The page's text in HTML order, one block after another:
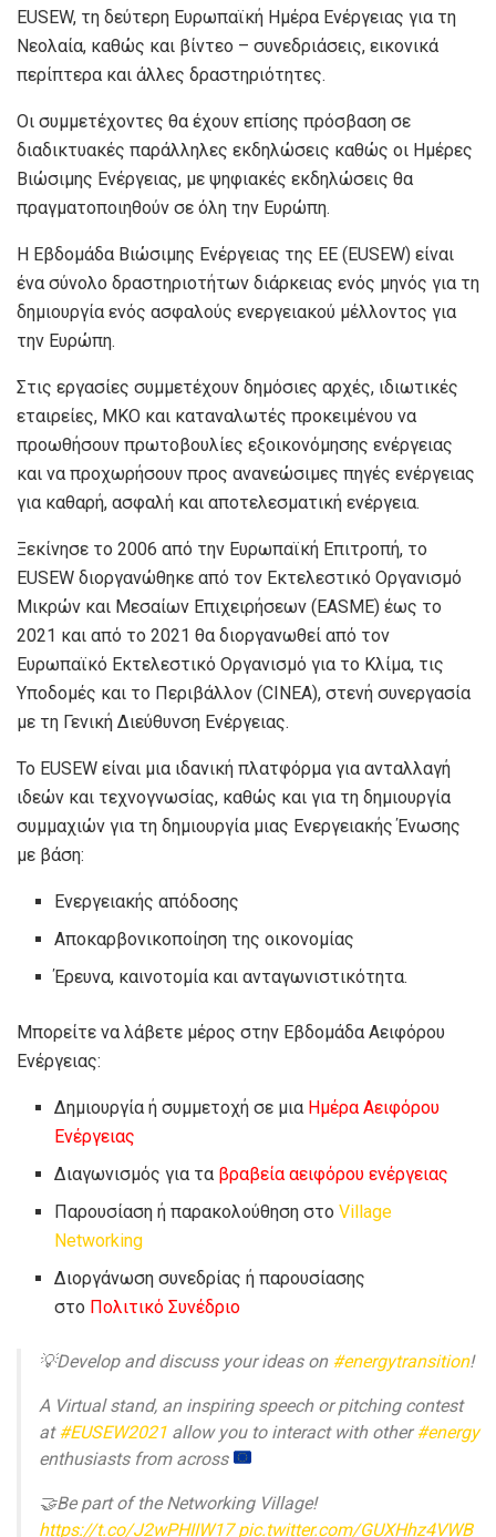
EUSEW, τη δεύτερη Ευρωπαϊκή Ημέρα Ενέργειας για τη
Νεολαία, καθώς και βίντεο – συνεδριάσεις, εικονικά
περίπτερα και άλλες δραστηριότητες.
Οι συμμετέχοντες θα έχουν επίσης πρόσβαση σε
διαδικτυακές παράλληλες εκδηλώσεις καθώς οι Ημέρες
Βιώσιμης Ενέργειας, με ψηφιακές εκδηλώσεις θα
πραγματοποιηθούν σε όλη την Ευρώπη.
Η Εβδομάδα Βιώσιμης Ενέργειας της ΕΕ (EUSEW) είναι
ένα σύνολο δραστηριοτήτων διάρκειας ενός μηνός για τη
δημιουργία ενός ασφαλούς ενεργειακού μέλλοντος για
την Ευρώπη.
Στις εργασίες συμμετέχουν δημόσιες αρχές, ιδιωτικές
εταιρείες, ΜΚΟ και καταναλωτές προκειμένου να
προωθήσουν πρωτοβουλίες εξοικονόμησης ενέργειας
και να προχωρήσουν προς ανανεώσιμες πηγές ενέργειας
για καθαρή, ασφαλή και αποτελεσματική ενέργεια.
Ξεκίνησε το 2006 από την Ευρωπαϊκή Επιτροπή, το
EUSEW διοργανώθηκε από τον Εκτελεστικό Οργανισμό
Μικρών και Μεσαίων Επιχειρήσεων (EASME) έως το
2021 και από το 2021 θα διοργανωθεί από τον
Ευρωπαϊκό Εκτελεστικό Οργανισμό για το Κλίμα, τις
Υποδομές και το Περιβάλλον (CINEA), στενή συνεργασία
με τη Γενική Διεύθυνση Ενέργειας.
Το EUSEW είναι μια ιδανική πλατφόρμα για ανταλλαγή
ιδεών και τεχνογνωσίας, καθώς και για τη δημιουργία
συμμαχιών για τη δημιουργία μιας Ενεργειακής Ένωσης
με βάση:
Ενεργειακής απόδοσης
Αποκαρβονικοποίηση της οικονομίας
Έρευνα, καινοτομία και ανταγωνιστικότητα.
Μπορείτε να λάβετε μέρος στην Εβδομάδα Αειφόρου
Ενέργειας:
Δημιουργία ή συμμετοχή σε μια Ημέρα Αειφόρου
Ενέργειας
Διαγωνισμός για τα βραβεία αειφόρου ενέργειας
Παρουσίαση ή παρακολούθηση στοVillage
Networking
Διοργάνωση συνεδρίας ή παρουσίασης
στο Πολιτικό Συνέδριο
💡Develop and discuss your ideas on #energytransition!
A Virtual stand, an inspiring speech or pitching contest
at#EUSEW2021 allow you to interact with other#energy
enthusiasts from across
🤝Be part of the Networking Village!
https://t.co/J2wPHIIW17 pic.twitter.com/GUXHhz4VWB